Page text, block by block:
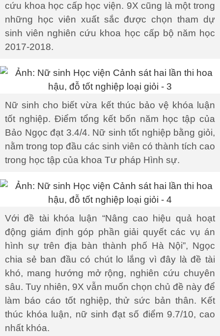
cứu khoa học cấp học viện. 9X cũng là một trong
những học viên xuất sắc được chọn tham dự
sinh viên nghiên cứu khoa học cấp bộ năm học
2017-2018.
Nữ sinh cho biết vừa kết thúc bảo vệ khóa luận
tốt nghiệp. Điểm tổng kết bốn năm học tập của
Bảo Ngọc đạt 3.4/4. Nữ sinh tốt nghiệp bằng giỏi,
nằm trong top đầu các sinh viên có thành tích cao
trong học tập của khoa Tư pháp Hình sự.
Với đề tài khóa luận “Nâng cao hiệu quả hoạt
động giám định góp phần giải quyết các vụ án
hình sự trên địa bàn thành phố Hà Nội”, Ngọc
chia sẻ ban đầu có chút lo lắng vì đây là đề tài
khó, mang hướng mở rộng, nghiên cứu chuyên
sâu. Tuy nhiên, 9X vẫn muốn chọn chủ đề này để
làm báo cáo tốt nghiệp, thử sức bản thân. Kết
thúc khóa luận, nữ sinh đạt số điểm 9.7/10, cao
nhất khóa.